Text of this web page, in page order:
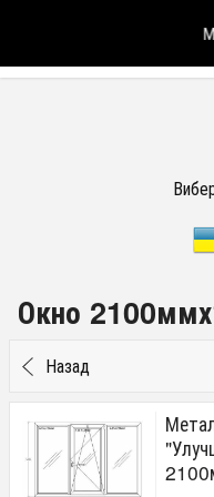
Окно
Назад